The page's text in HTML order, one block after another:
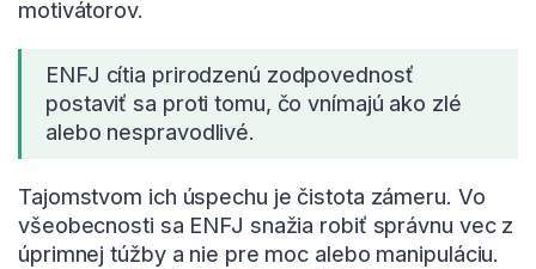
motivátorov.
ENFJ cítia prirodzenú zodpovednosť
postaviť sa proti tomu, čo vnímajú ako zlé
alebo nespravodlivé.
Tajomstvom ich úspechu je čistota zámeru. Vo
všeobecnosti sa ENFJ snažia robiť správnu vec z
úprimnej túžby a nie pre moc alebo manipuláciu.